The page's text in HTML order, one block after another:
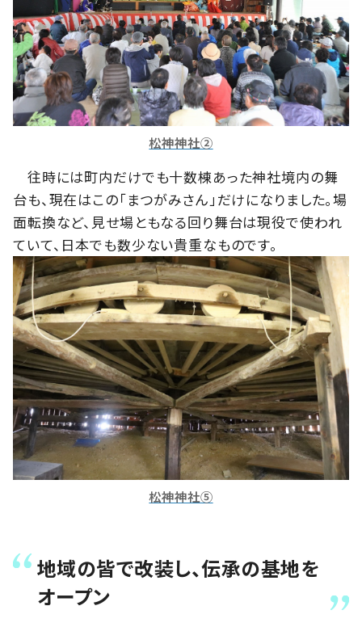
松神神社②
往時には町内だけでも十数棟あった神社境内の舞
台も、現在はこの「まつがみさん」だけになりました。場
面転換など、見せ場ともなる回り舞台は現役で使われ
ていて、日本でも数少ない貴重なものです。
松神神社⑤
地域の皆で改装し、伝承の基地を
オープン